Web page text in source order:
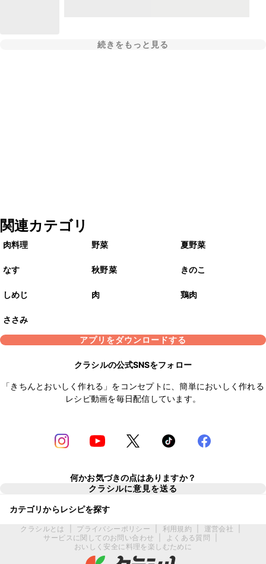
続きをもっと見る
関連カテゴリ
肉料理 野菜 夏野菜
なす 秋野菜 きのこ
しめじ 肉 鶏肉
ささみ
アプリをダウンロードする
クラシルの公式SNSをフォロー
「きちんとおいしく作れる」をコンセプトに、簡単においしく作れる
レシピ動画を毎日配信しています。
何かお気づきの点はありますか？
クラシルに意見を送る
カテゴリからレシピを探す
クラシルとは プライバシーポリシー 利用規約 運営会社
サービスに関してのお問い合わせ
よくある質問
おいしく安全に料理を楽しむために